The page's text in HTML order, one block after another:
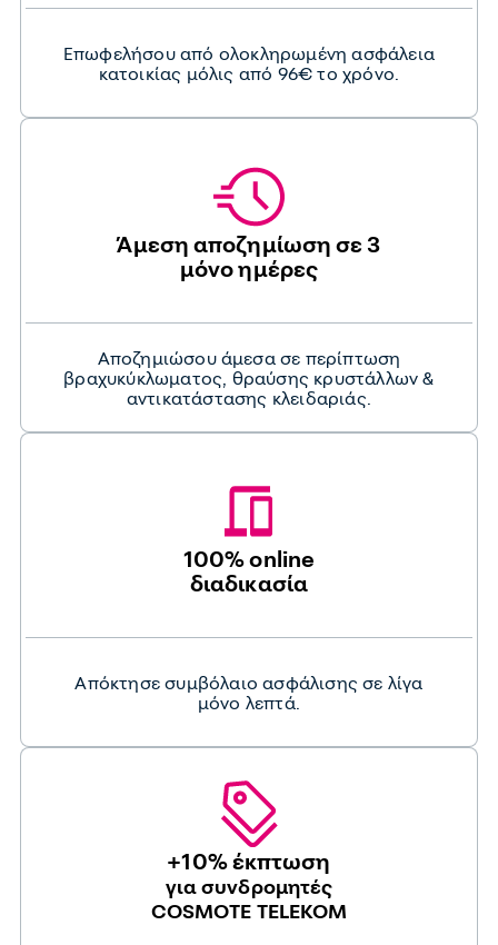
Επωφελήσου από ολοκληρωμένη ασφάλεια
κατοικίας μόλις από 96€ το χρόνο.
Άμεση αποζημίωση σε 3
μόνο ημέρες
Αποζημιώσου άμεσα σε περίπτωση
βραχυκύκλωματος, θραύσης κρυστάλλων &
αντικατάστασης κλειδαριάς.
100% online
διαδικασία
Απόκτησε συμβόλαιο ασφάλισης σε λίγα
μόνο λεπτά.
+10% έκπτωση
για συνδρομητές
COSMOTE TELEKOM